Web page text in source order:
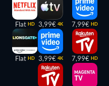
Flat HD
Flat HD
3,99€ 4K
3,99€ 4K
7,99€ HD
7,99€ HD